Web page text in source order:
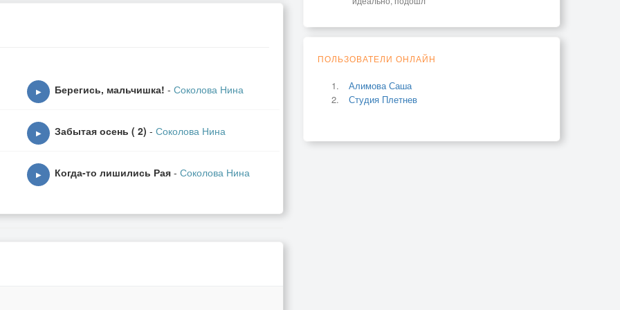
▶ Берегись, мальчишка! - Соколова Нина
▶ Забытая осень ( 2) - Соколова Нина
▶ Когда-то лишились Рая - Соколова Нина
ПОЛЬЗОВАТЕЛИ ОНЛАЙН
Алимова Саша
Студия Плетнев